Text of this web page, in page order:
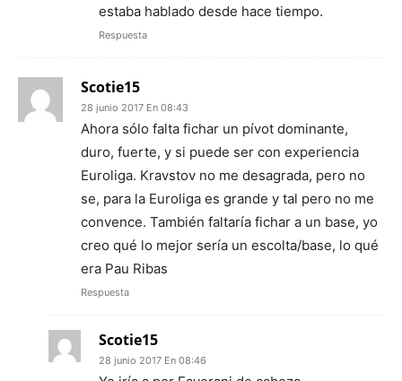
estaba hablado desde hace tiempo.
Respuesta
Scotie15
28 junio 2017 En 08:43
Ahora sólo falta fichar un pívot dominante,
duro, fuerte, y si puede ser con experiencia
Euroliga. Kravstov no me desagrada, pero no
se, para la Euroliga es grande y tal pero no me
convence. También faltaría fichar a un base, yo
creo qué lo mejor sería un escolta/base, lo qué
era Pau Ribas
Respuesta
Scotie15
28 junio 2017 En 08:46